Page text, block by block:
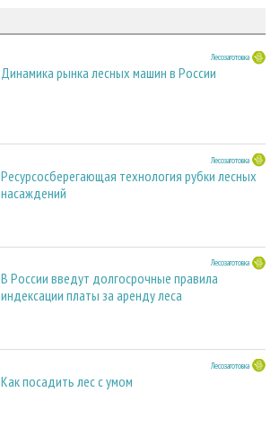
Лесозаготовка
Динамика рынка лесных машин в России
Лесозаготовка
Ресурсосберегающая технология рубки лесных
насаждений
Лесозаготовка
В России введут долгосрочные правила
индексации платы за аренду леса
Лесозаготовка
Как посадить лес с умом